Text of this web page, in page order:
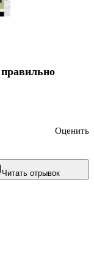
Читать отрывок
Оценить